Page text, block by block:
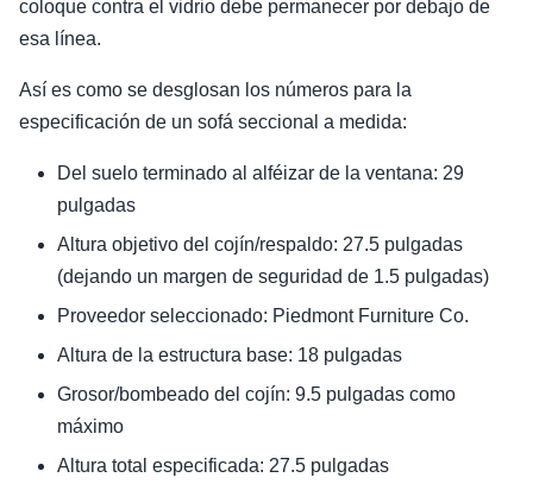
coloque contra el vidrio debe permanecer por debajo de
esa línea.
Así es como se desglosan los números para la
especificación de un sofá seccional a medida:
Del suelo terminado al alféizar de la ventana: 29
pulgadas
Altura objetivo del cojín/respaldo: 27.5 pulgadas
(dejando un margen de seguridad de 1.5 pulgadas)
Proveedor seleccionado: Piedmont Furniture Co.
Altura de la estructura base: 18 pulgadas
Grosor/bombeado del cojín: 9.5 pulgadas como
máximo
Altura total especificada: 27.5 pulgadas